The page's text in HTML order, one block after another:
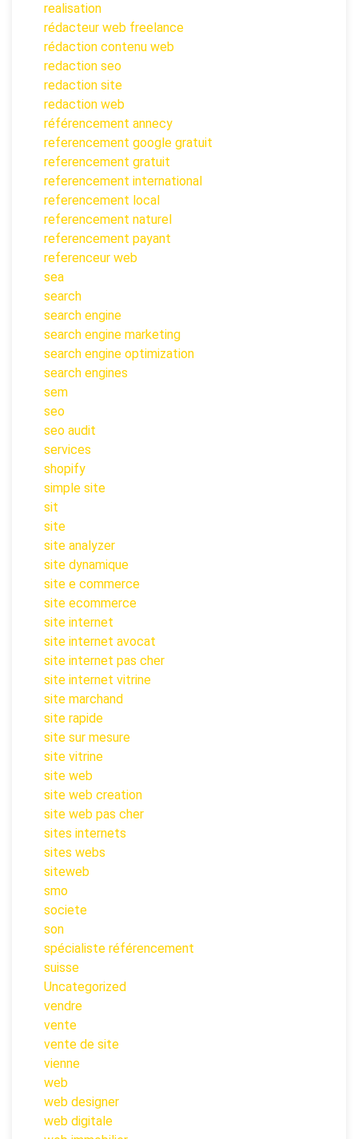
realisation
rédacteur web freelance
rédaction contenu web
redaction seo
redaction site
redaction web
référencement annecy
referencement google gratuit
referencement gratuit
referencement international
referencement local
referencement naturel
referencement payant
referenceur web
sea
search
search engine
search engine marketing
search engine optimization
search engines
sem
seo
seo audit
services
shopify
simple site
sit
site
site analyzer
site dynamique
site e commerce
site ecommerce
site internet
site internet avocat
site internet pas cher
site internet vitrine
site marchand
site rapide
site sur mesure
site vitrine
site web
site web creation
site web pas cher
sites internets
sites webs
siteweb
smo
societe
son
spécialiste référencement
suisse
Uncategorized
vendre
vente
vente de site
vienne
web
web designer
web digitale